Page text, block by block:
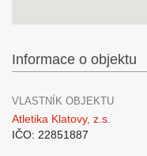
Informace o objektu
VLASTNÍK OBJEKTU
Atletika Klatovy, z.s.
IČO: 22851887